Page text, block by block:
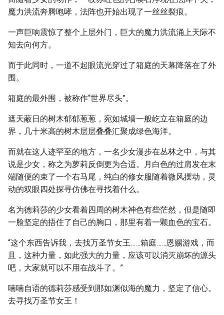
魔力洪流奔腾咆哮，法阵也开始出现了一丝丝裂痕。
一声巨响震惊了整个上层外门，巨大的魔力洪流涌上天际不
知去向何方。
而于此同时，一道不起眼流光穿过了箱庭的天幕降落在了外
围。
箱庭的最外围，被称作“世界尽头”。
遮天蔽日的树木郁郁葱葱，宛如城墙一般屹立在箱庭的边
界，几十米高的树木层层叠叠汇聚成绿色海洋。
而就在这人迹罕至的地方，一名少女漫步在丛林之中，与其
说是少女，称之为萝莉反倒更为合适。月白色的过肩发在末
端随便的束了一个右马尾，纯白的修女服随着微风摆动，灵
动的双眼四处探寻仿佛在寻找着什么。
名为德莉莎的少女看着四周的树木神色有些茫然，但是随即
一脸坚定的捂住了自己的胸口，那里有着一颗血色的宝石。
“这个东西告诉我，去找万圣节女王……箱庭……恩赐游戏，而
且，这种力量，如此强大的力量，应该可以消灭崩坏的源头
吧，大家就可以不用在战斗了。”
喃喃自语的德莉莎感受到那如渊似海的魔力，坚定了信心。
去寻找万圣节女王！